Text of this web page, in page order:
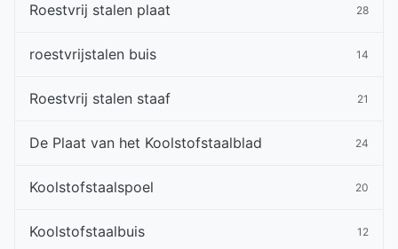
Roestvrij stalen plaat 28
roestvrijstalen buis 14
Roestvrij stalen staaf 21
De Plaat van het Koolstofstaalblad 24
Koolstofstaalspoel 20
Koolstofstaalbuis 12